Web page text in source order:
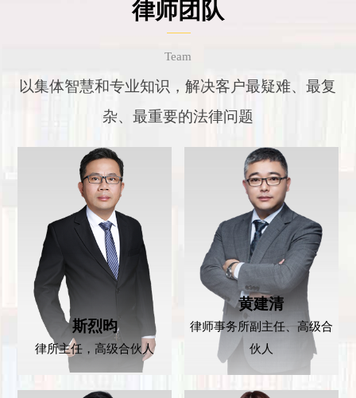
律师团队
Team
以集体智慧和专业知识，解决客户最疑难、最复
杂、最重要的法律问题
斯烈昀
律所主任，高级合伙人
黄建清
律师事务所副主任、高级合
伙人